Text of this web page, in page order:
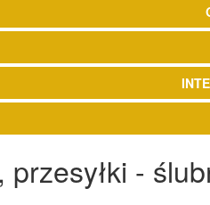
przesyłki -